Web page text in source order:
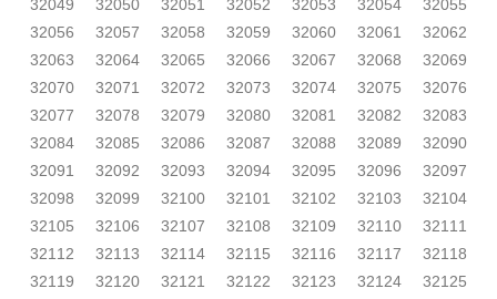
32049
32050 32051 32052 32053 32054
32055
32056
32057 32058 32059 32060 32061
32062
32063
32064 32065 32066 32067 32068
32069
32070
32071 32072 32073 32074 32075
32076
32077
32078 32079 32080 32081 32082
32083
32084
32085 32086 32087 32088 32089
32090
32091
32092 32093 32094 32095 32096
32097
32098
32099 32100 32101 32102 32103
32104
32105
32106 32107 32108 32109 32110
32111
32112
32113 32114 32115 32116 32117
32118
32119
32120 32121 32122 32123 32124
32125